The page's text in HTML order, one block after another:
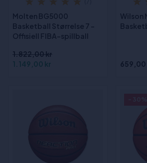
Molten BG5000
Basketball Størrelse 7 -
Offisiell FIBA-spillball
1.822,00 kr
1.149,00 kr
Wilson
659,00